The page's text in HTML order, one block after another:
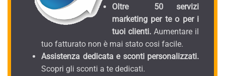
Oltre 50 servizi
marketing per te o per i
tuoi clienti. Aumentare il
tuo fatturato non è mai stato cosi facile.
Assistenza dedicata e sconti personalizzati.
Scopri gli sconti a te dedicati.